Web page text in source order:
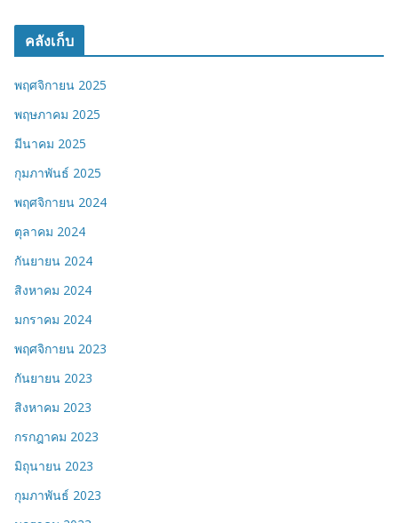
คลังเก็บ
พฤศจิกายน 2025
พฤษภาคม 2025
มีนาคม 2025
กุมภาพันธ์ 2025
พฤศจิกายน 2024
ตุลาคม 2024
กันยายน 2024
สิงหาคม 2024
มกราคม 2024
พฤศจิกายน 2023
กันยายน 2023
สิงหาคม 2023
กรกฎาคม 2023
มิถุนายน 2023
กุมภาพันธ์ 2023